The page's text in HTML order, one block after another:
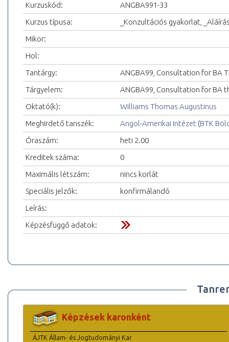
Kurzuskód:
ANGBA991-33
Kurzus típusa:
_Konzultációs gyakorlat,
Mikor:
Hol:
Tantárgy:
ANGBA99, Consultation for BA
Tárgyelem:
ANGBA99, Consultation for BA
Oktató(k):
Williams Thomas Augustinus
Meghirdető tanszék:
Angol-Amerikai Intézet (BTK
Óraszám:
heti 2.00
Kreditek száma:
0
Maximális létszám:
nincs korlát
Speciális jelzők:
konfirmálandó
Leírás:
Képzésfüggő adatok:
Képzések karonként
ÁJTK Állam- és Jogtudományi Kar